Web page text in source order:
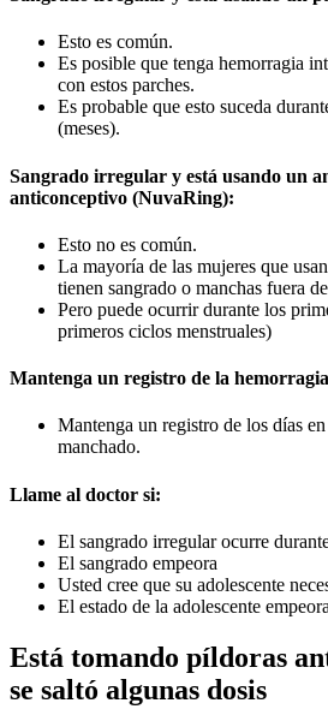
Esto es común.
Es posible que tenga hemorragia
con estos parches.
Es probable que esto suceda
(meses).
Sangrado irregular y está usando un
anticonceptivo (NuvaRing):
Esto no es común.
La mayoría de las mujeres que
tienen sangrado o manchas fuera
Pero puede ocurrir durante los
primeros ciclos menstruales)
Mantenga un registro de la
Mantenga un registro de los días
manchado.
Llame al doctor si:
El sangrado irregular ocurre
El sangrado empeora
Usted cree que su adolescente
El estado de la adolescente empeora
Está tomando píldoras
se saltó algunas dosis